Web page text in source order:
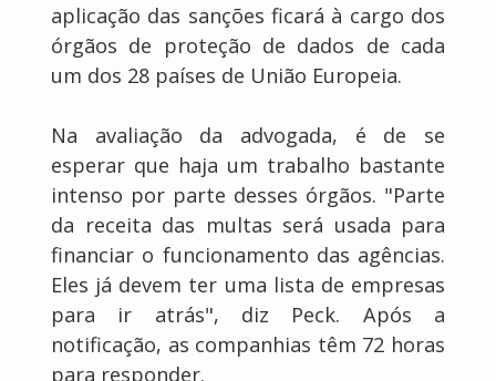
aplicação das sanções ficará à cargo dos
órgãos de proteção de dados de cada
um dos 28 países de União Europeia.
Na avaliação da advogada, é de se
esperar que haja um trabalho bastante
intenso por parte desses órgãos. "Parte
da receita das multas será usada para
financiar o funcionamento das agências.
Eles já devem ter uma lista de empresas
para ir atrás", diz Peck. Após a
notificação, as companhias têm 72 horas
para responder.